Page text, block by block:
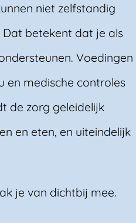
niet zelfstandig
betekent dat je als
Voedingen
en medische controles
de zorg geleidelijk
en eten, en uiteindelijk
je van dichtbij mee.